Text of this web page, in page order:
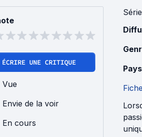
ÉCRIRE UNE CRITIQUE
Vue
Envie de la voir
En cours
Série